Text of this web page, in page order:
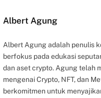
Albert Agung
Albert Agung adalah penulis
berfokus pada edukasi
dan aset crypto. Agung telah
mengenai Crypto, NFT, dan
berkomitmen untuk